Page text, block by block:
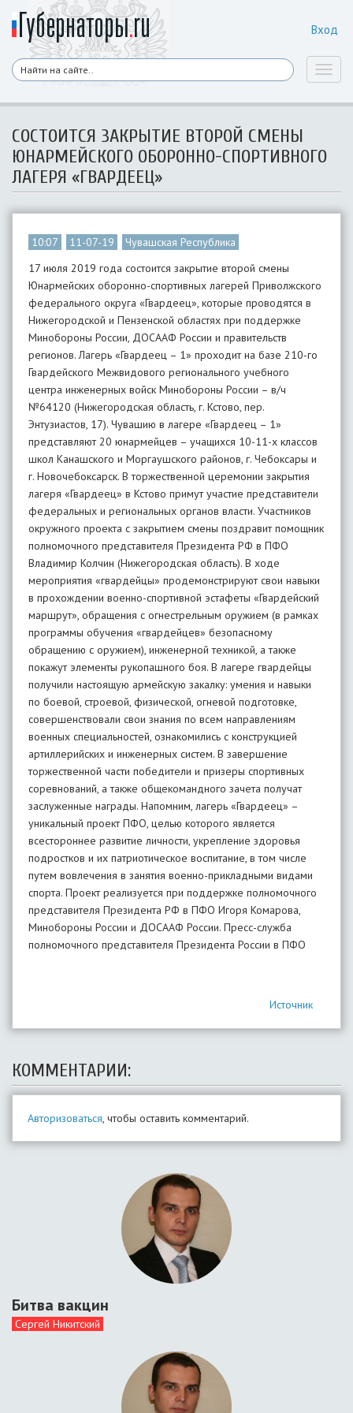
Вход
СОСТОИТСЯ ЗАКРЫТИЕ ВТОРОЙ СМЕНЫ
ЮНАРМЕЙСКОГО ОБОРОННО-СПОРТИВНОГО
ЛАГЕРЯ «ГВАРДЕЕЦ»
10:07 11-07-19
Чувашская Республика
17 июля 2019 года состоится закрытие второй смены
Юнармейских оборонно-спортивных лагерей Приволжского
федерального округа «Гвардеец», которые проводятся в
Нижегородской и Пензенской областях при поддержке
Минобороны России, ДОСААФ России и правительств
регионов. Лагерь «Гвардеец – 1» проходит на базе 210-го
Гвардейского Межвидового регионального учебного
центра инженерных войск Минобороны России – в/ч
№64120 (Нижегородская область, г. Кстово, пер.
Энтузиастов, 17). Чувашию в лагере «Гвардеец – 1»
представляют 20 юнармейцев – учащихся 10-11-х классов
школ Канашского и Моргаушского районов, г. Чебоксары и
г. Новочебоксарск. В торжественной церемонии закрытия
лагеря «Гвардеец» в Кстово примут участие представители
федеральных и региональных органов власти. Участников
окружного проекта с закрытием смены поздравит помощник
полномочного представителя Президента РФ в ПФО
Владимир Колчин (Нижегородская область). В ходе
мероприятия «гвардейцы» продемонстрируют свои навыки
в прохождении военно-спортивной эстафеты «Гвардейский
маршрут», обращения с огнестрельным оружием (в рамках
программы обучения «гвардейцев» безопасному
обращению с оружием), инженерной техникой, а также
покажут элементы рукопашного боя. В лагере гвардейцы
получили настоящую армейскую закалку: умения и навыки
по боевой, строевой, физической, огневой подготовке,
совершенствовали свои знания по всем направлениям
военных специальностей, ознакомились с конструкцией
артиллерийских и инженерных систем. В завершение
торжественной части победители и призеры спортивных
соревнований, а также общекомандного зачета получат
заслуженные награды. Напомним, лагерь «Гвардеец» –
уникальный проект ПФО, целью которого является
всестороннее развитие личности, укрепление здоровья
подростков и их патриотическое воспитание, в том числе
путем вовлечения в занятия военно-прикладными видами
спорта. Проект реализуется при поддержке полномочного
представителя Президента РФ в ПФО Игоря Комарова,
Минобороны России и ДОСААФ России. Пресс-служба
полномочного представителя Президента России в ПФО
Источник
КОММЕНТАРИИ:
Авторизоваться, чтобы оставить комментарий.
Битва вакцин
Сергей Никитский